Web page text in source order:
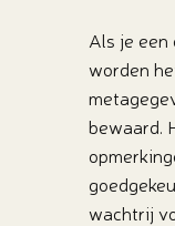
Als je een
worden
bewaard.
wachtrij